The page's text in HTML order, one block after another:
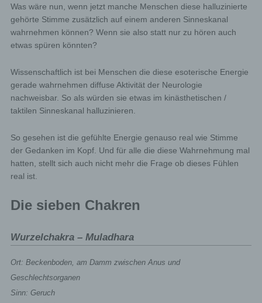
Was wäre nun, wenn jetzt manche Menschen diese halluzinierte
gehörte Stimme zusätzlich auf einem anderen Sinneskanal
wahrnehmen können? Wenn sie also statt nur zu hören auch
etwas spüren könnten?
Wissenschaftlich ist bei Menschen die diese esoterische Energie
gerade wahrnehmen diffuse Aktivität der Neurologie
nachweisbar. So als würden sie etwas im kinästhetischen /
taktilen Sinneskanal halluzinieren.
So gesehen ist die gefühlte Energie genauso real wie Stimme
der Gedanken im Kopf. Und für alle die diese Wahrnehmung mal
hatten, stellt sich auch nicht mehr die Frage ob dieses Fühlen
real ist.
Die sieben Chakren
Wurzelchakra – Muladhara
Ort: Beckenboden, am Damm zwischen Anus und
Geschlechtsorganen
Sinn: Geruch